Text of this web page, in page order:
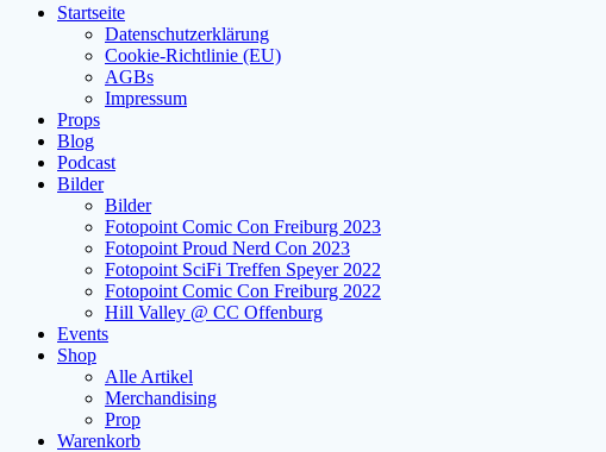
Startseite
Datenschutzerklärung
Cookie-Richtlinie (EU)
AGBs
Impressum
Props
Blog
Podcast
Bilder
Bilder
Fotopoint Comic Con Freiburg 2023
Fotopoint Proud Nerd Con 2023
Fotopoint SciFi Treffen Speyer 2022
Fotopoint Comic Con Freiburg 2022
Hill Valley @ CC Offenburg
Events
Shop
Alle Artikel
Merchandising
Prop
Warenkorb